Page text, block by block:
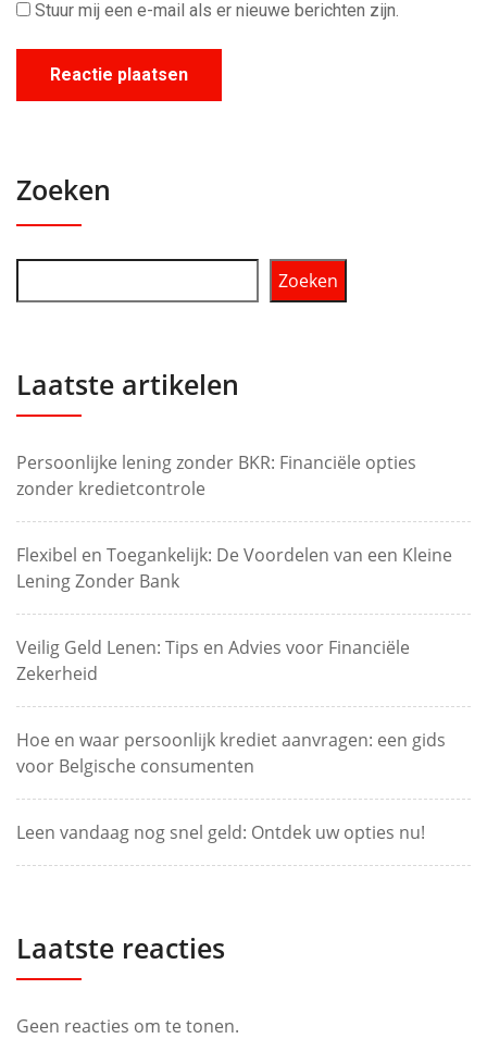
Stuur mij een e-mail als er nieuwe berichten zijn.
Zoeken
Zoeken
Laatste artikelen
Persoonlijke lening zonder BKR: Financiële opties
zonder kredietcontrole
Flexibel en Toegankelijk: De Voordelen van een Kleine
Lening Zonder Bank
Veilig Geld Lenen: Tips en Advies voor Financiële
Zekerheid
Hoe en waar persoonlijk krediet aanvragen: een gids
voor Belgische consumenten
Leen vandaag nog snel geld: Ontdek uw opties nu!
Laatste reacties
Geen reacties om te tonen.